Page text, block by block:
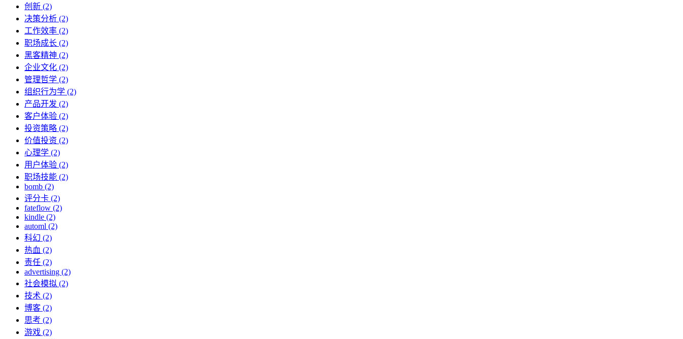
创新 (2)
决策分析 (2)
工作效率 (2)
职场成长 (2)
黑客精神 (2)
企业文化 (2)
管理哲学 (2)
组织行为学 (2)
产品开发 (2)
客户体验 (2)
投资策略 (2)
价值投资 (2)
心理学 (2)
用户体验 (2)
职场技能 (2)
bomb (2)
评分卡 (2)
fateflow (2)
kindle (2)
automl (2)
科幻 (2)
热血 (2)
责任 (2)
advertising (2)
社会模拟 (2)
技术 (2)
博客 (2)
思考 (2)
游戏 (2)